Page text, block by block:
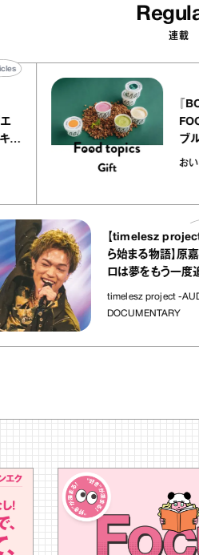
連載
リエ
プ キャ
40articles
【timelesz project ＃
ら始まる物語】原嘉孝「
ロは夢をもう一度追わ
れた場所」
timelesz project -
DOCUMENTARY